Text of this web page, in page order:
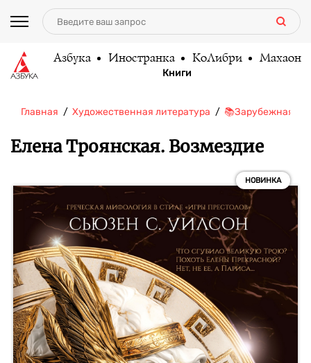
Азбука Иностранка КоЛибри Махаон
Книги
Главная Художественная литература 📚Зарубежная
Елена Троянская. Возмездие
НОВИНКА